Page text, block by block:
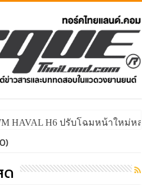
HAVAL H6 ปรับโฉมหน้าใหม่
MAXFORCE ท่องเที่ยวสัมผัสป
ด